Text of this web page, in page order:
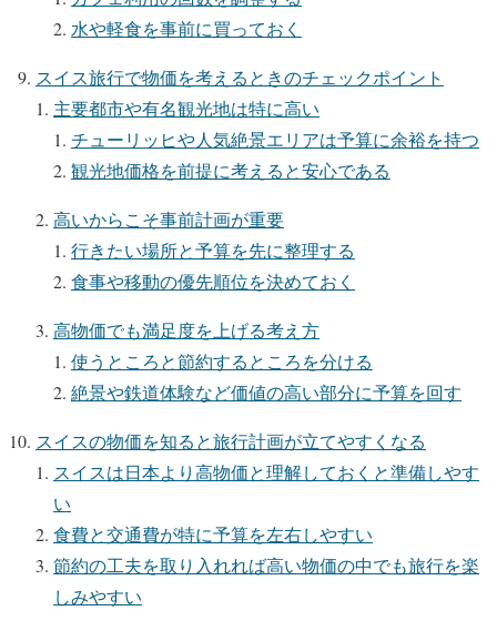
水や軽食を事前に買っておく
スイス旅行で物価を考えるときのチェックポイント
主要都市や有名観光地は特に高い
チューリッヒや人気絶景エリアは予算に余裕を持つ
観光地価格を前提に考えると安心である
高いからこそ事前計画が重要
行きたい場所と予算を先に整理する
食事や移動の優先順位を決めておく
高物価でも満足度を上げる考え方
使うところと節約するところを分ける
絶景や鉄道体験など価値の高い部分に予算を回す
スイスの物価を知ると旅行計画が立てやすくなる
スイスは日本より高物価と理解しておくと準備しやす
い
食費と交通費が特に予算を左右しやすい
節約の工夫を取り入れれば高い物価の中でも旅行を楽
しみやすい